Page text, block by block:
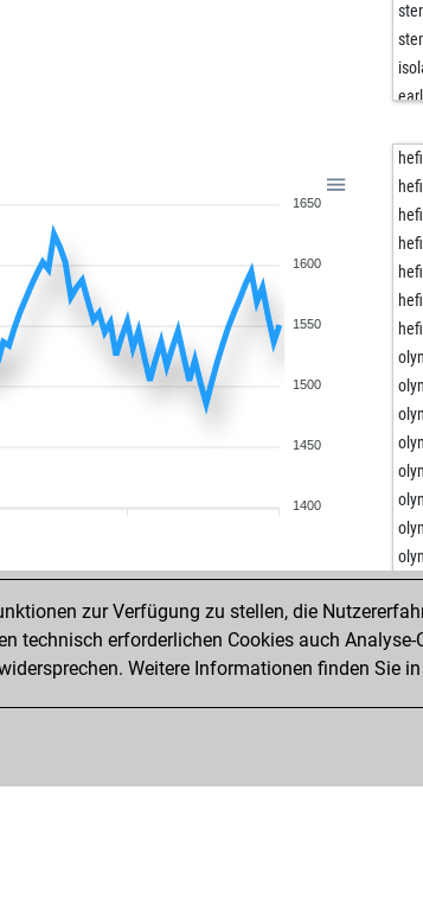
1650
1600
1550
1500
1450
1400
hefi
hefi
hefi
hefi
hefi
hefi
hefi
zur Verfügung zu stellen, die
technisch erforderlichen Cookies auch
Weitere Informationen finden Sie